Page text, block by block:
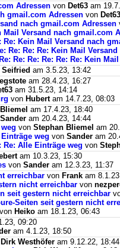
Adressen von Det63 am
gmail.com Adressen von Det63
nach gmail.com Adressen
Mail Versand nach gmail.com
Re: Kein Mail Versand nach
Re: Re: Re: Kein Mail
Re: Re: Re: Re: Re: Re: Kein
am 3.5.23, 13:42
am 28.4.23, 16:27
am 31.5.23, 14:14
von Hubertam 14.7.23, 08:03
am 17.4.23, 18:40
Sander am 20.4.23, 14:44
von Stephan Bliemel am
weg von Sander am
Re: Alle Einträge weg von
am 10.3.23, 15:30
von Sander am 12.3.23, 11:37
erreichbar von Frank am
nicht erreichbar von
seit gestern nicht erreichbar
Seiten seit gestern nicht
von Heiko am 18.1.23, 06:43
09:20
am 4.1.23, 18:50
Dirk Westhöfer am 9.12.22, 18:44